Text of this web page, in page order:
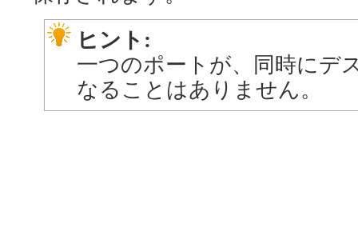
ヒント:
一つのポートが、同時にデ
なることはありません。